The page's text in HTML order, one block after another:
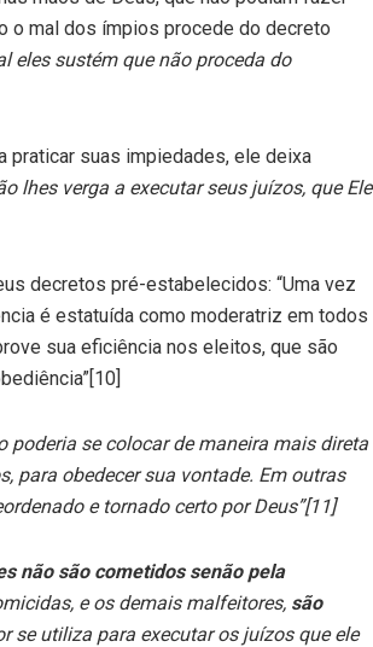
o mal dos ímpios procede do decreto
eles sustém que não proceda do
praticar suas impiedades, ele deixa
lhes verga a executar seus juízos, que Ele
decretos pré-estabelecidos: “Uma vez
é estatuída como moderatriz em todos
sua eficiência nos eleitos, que são
poderia se colocar de maneira mais direta
para obedecer sua vontade. Em outras
e tornado certo por Deus”[11]
não são cometidos senão pela
e os demais malfeitores, são
se utiliza para executar os juízos que ele